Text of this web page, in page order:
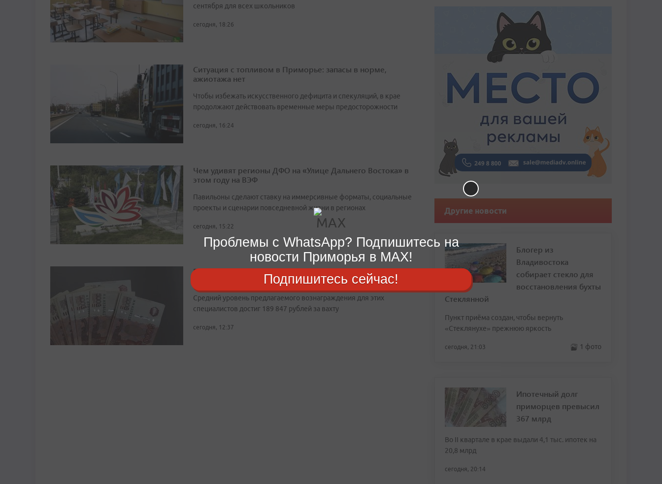
сентября для всех школьников
сегодня, 18:26
Ситуация с топливом в Приморье: запасы в норме,
ажиотажа нет
Чтобы избежать искусственного дефицита и спекуляций, в крае
продолжают действовать временные меры предосторожности
сегодня, 16:24
Чем удивят регионы ДФО на «Улице Дальнего Востока» в
этом году на ВЭФ
Павильоны сделают ставку на иммерсивные форматы, социальные
проекты и сценарии повседневной жизни в регионах
сегодня, 15:22
Рост вахтового найма в России: спрос на сварщиков в
Приморье вырос на 120%
Средний уровень предлагаемого вознаграждения для этих
специалистов достиг 189 847 рублей за вахту
сегодня, 12:37
Другие новости
Блогер из
Владивостока
собирает стекло для
восстановления бухты
Стеклянной
Пункт приёма создан, чтобы вернуть
«Стеклянухе» прежнюю яркость
сегодня, 21:03 1 фото
Ипотечный долг
приморцев превысил
367 млрд
Во II квартале в крае выдали 4,1 тыс. ипотек на
20,8 млрд
сегодня, 20:14
Проблемы с WhatsApp? Подпишитесь на
новости Приморья в MAX!
Подпишитесь сейчас!